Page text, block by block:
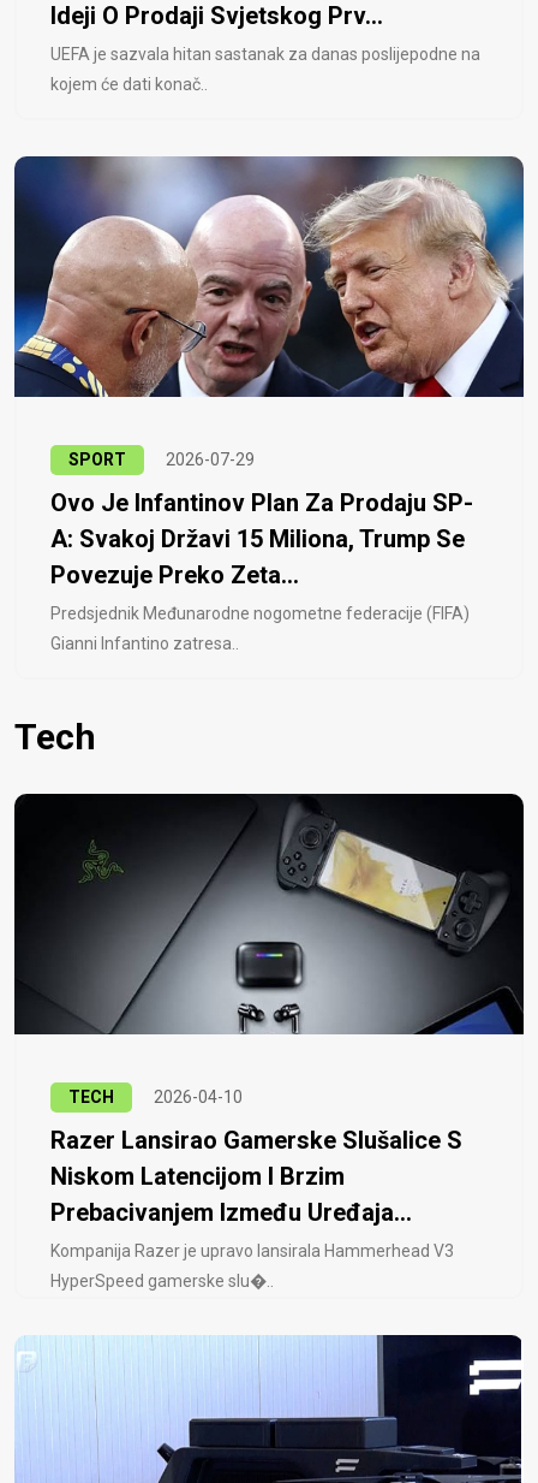
Ideji O Prodaji Svjetskog Prv...
UEFA je sazvala hitan sastanak za danas poslijepodne na
kojem će dati konač..
SPORT 2026-07-29
Ovo Je Infantinov Plan Za Prodaju SP-
A: Svakoj Državi 15 Miliona, Trump Se
Povezuje Preko Zeta...
Predsjednik Međunarodne nogometne federacije (FIFA)
Gianni Infantino zatresa..
Tech
TECH 2026-04-10
Razer Lansirao Gamerske Slušalice S
Niskom Latencijom I Brzim
Prebacivanjem Između Uređaja...
Kompanija Razer je upravo lansirala Hammerhead V3
HyperSpeed ​​gamerske slu�..